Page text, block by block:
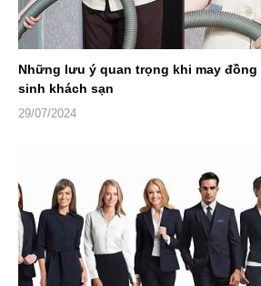
Những lưu ý quan trọng khi may
sinh khách sạn
29/07/2024